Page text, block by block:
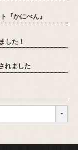
『かにべん』
した！
れました